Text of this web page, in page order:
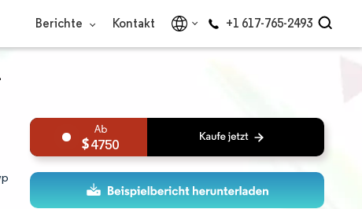
Berichte Kontakt +1 617-765-2493
4750